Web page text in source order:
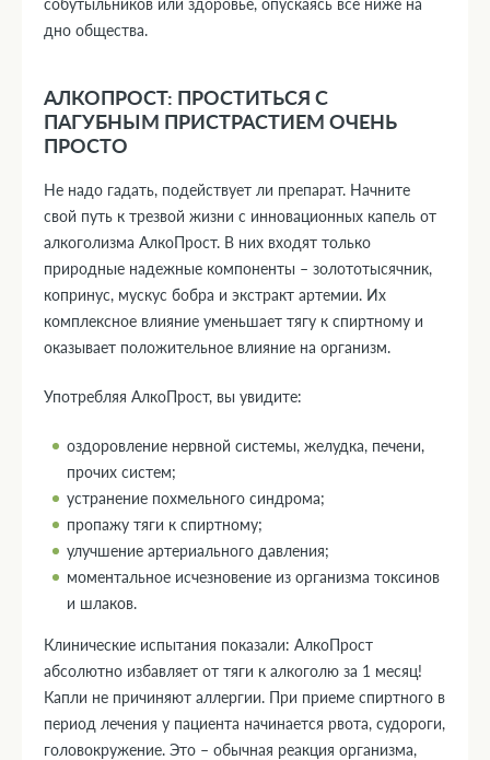
дно общества.
АЛКОПРОСТ: ПРОСТИТЬСЯ С
ПАГУБНЫМ ПРИСТРАСТИЕМ ОЧЕНЬ
ПРОСТО
Не надо гадать, подействует ли препарат. Начните
свой путь к трезвой жизни с инновационных капель от
алкоголизма АлкоПрост. В них входят только
природные надежные компоненты – золототысячник,
копринус, мускус бобра и экстракт артемии. Их
комплексное влияние уменьшает тягу к спиртному и
оказывает положительное влияние на организм.
Употребляя АлкоПрост, вы увидите:
оздоровление нервной системы, желудка, печени,
прочих систем;
устранение похмельного синдрома;
пропажу тяги к спиртному;
улучшение артериального давления;
моментальное исчезновение из организма токсинов
и шлаков.
Клинические испытания показали: АлкоПрост
абсолютно избавляет от тяги к алкоголю за 1 месяц!
Капли не причиняют аллергии. При приеме спиртного в
период лечения у пациента начинается рвота, судороги,
головокружение. Это – обычная реакция организма,